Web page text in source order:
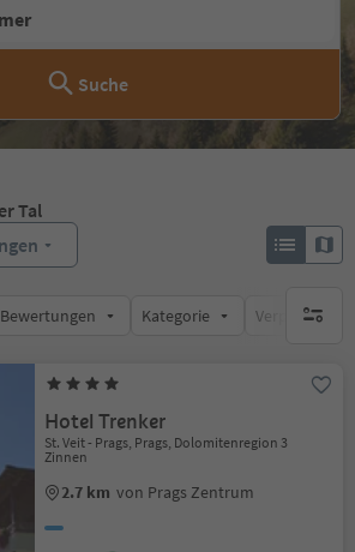
Suche
Tal
Bewertungen Kategorie keine
Hotel Trenker
St. Veit - Prags, Prags, Dolomitenregion 3
Zinnen
2.7 km von Prags Zentrum